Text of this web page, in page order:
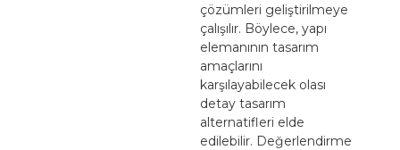
çözümleri geliştirilmeye
çalışılır. Böylece, yapı
elemanının tasarım
amaçlarını
karşılayabilecek olası
detay tasarım
alternatifleri elde
edilebilir. Değerlendirme